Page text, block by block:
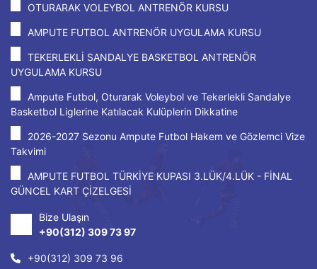
OTURARAK VOLEYBOL ANTRENÖR KURSU
AMPUTE FUTBOL ANTRENÖR UYGULAMA KURSU
TEKERLEKLİ SANDALYE BASKETBOL ANTRENÖR
UYGULAMA KURSU
Ampute Futbol, Oturarak Voleybol ve Tekerlekli Sandalye
Basketbol Liglerine Katılacak Kulüplerin Dikkatine
2026-2027 Sezonu Ampute Futbol Hakem ve Gözlemci Vize
Takvimi
AMPUTE FUTBOL TÜRKİYE KUPASI 3.LÜK/4.LÜK - FİNAL
GÜNCEL KART ÇİZELGESİ
Bize Ulaşın
+90(312) 309 73 97
+90(312) 309 73 96